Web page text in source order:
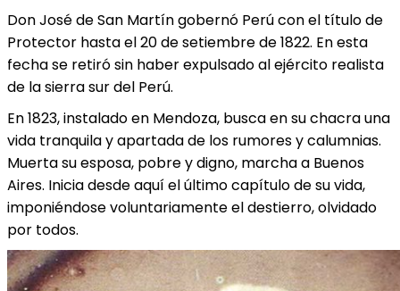
Don José de San Martín gobernó Perú con el título de
Protector hasta el 20 de setiembre de 1822. En esta
fecha se retiró sin haber expulsado al ejército realista
de la sierra sur del Perú.
En 1823, instalado en Mendoza, busca en su chacra una
vida tranquila y apartada de los rumores y calumnias.
Muerta su esposa, pobre y digno, marcha a Buenos
Aires. Inicia desde aquí el último capítulo de su vida,
imponiéndose voluntariamente el destierro, olvidado
por todos.